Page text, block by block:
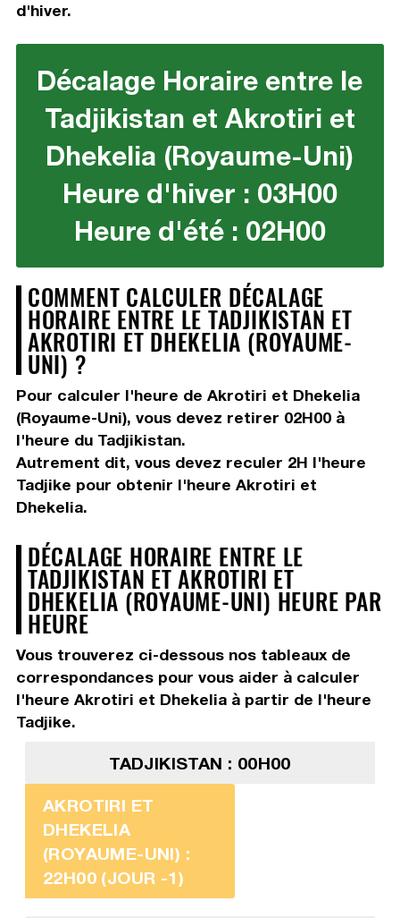
d'hiver.
Décalage Horaire entre le
Tadjikistan et Akrotiri et
Dhekelia (Royaume-Uni)
Heure d'hiver : 03H00
Heure d'été : 02H00
COMMENT CALCULER DÉCALAGE
HORAIRE ENTRE LE TADJIKISTAN ET
AKROTIRI ET DHEKELIA (ROYAUME-
UNI) ?
Pour calculer l'heure de Akrotiri et Dhekelia
(Royaume-Uni), vous devez retirer 02H00à
l'heure du Tadjikistan.
Autrement dit, vous devez reculer 2H l'heure
Tadjike pour obtenir l'heure Akrotiri et
Dhekelia.
DÉCALAGE HORAIRE ENTRE LE
TADJIKISTAN ET AKROTIRI ET
DHEKELIA (ROYAUME-UNI) HEURE PAR
HEURE
Vous trouverez ci-dessous nos tableaux de
correspondances pour vous aider à calculer
l'heure Akrotiri et Dhekelia à partir de l'heure
Tadjike.
TADJIKISTAN : 00H00
AKROTIRI ET
DHEKELIA
(ROYAUME-UNI) :
22H00 (JOUR -1)